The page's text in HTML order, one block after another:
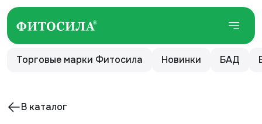
Торговые марки Фитосила Новинки БАД
В каталог